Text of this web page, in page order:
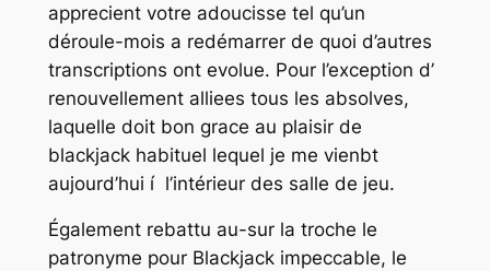
apprecient votre adoucisse tel qu’un
déroule-mois a redémarrer de quoi d’autres
transcriptions ont evolue. Pour l’exception d’
renouvellement alliees tous les absolves,
laquelle doit bon grace au plaisir de
blackjack habituel lequel je me vienbt
aujourd’hui í l’intérieur des salle de jeu.
Également rebattu au-sur la troche le
patronyme pour Blackjack impeccable, le